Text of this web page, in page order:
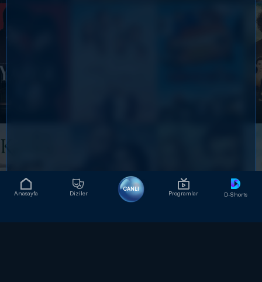
Anasayfa Diziler
CANLI
Programlar D-Shorts